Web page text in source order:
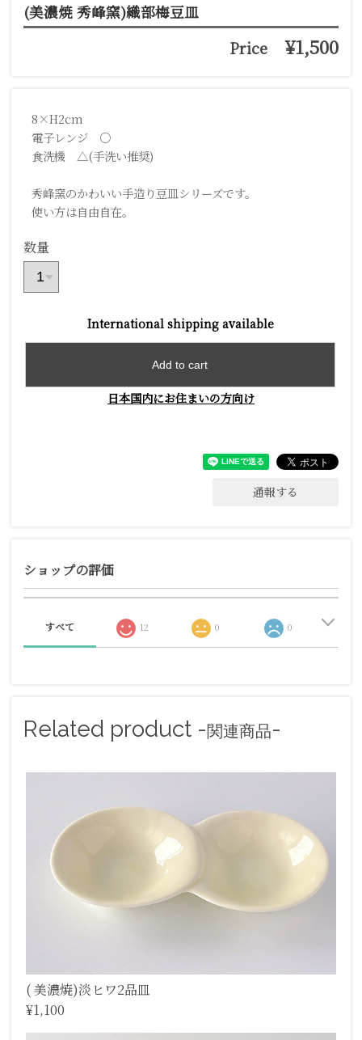
(美濃焼 秀峰窯)織部梅豆皿
Price ¥1,500
8×H2cm
電子レンジ ○
食洗機 △(手洗い推奨)
秀峰窯のかわいい手造り豆皿シリーズです。
使い方は自由自在。
数量
International shipping available
Add to cart
日本国内にお住まいの方向け
通報する
ショップの評価
すべて 12 0 0
Related product -関連商品-
( 美濃焼)淡ヒワ2品皿
¥1,100